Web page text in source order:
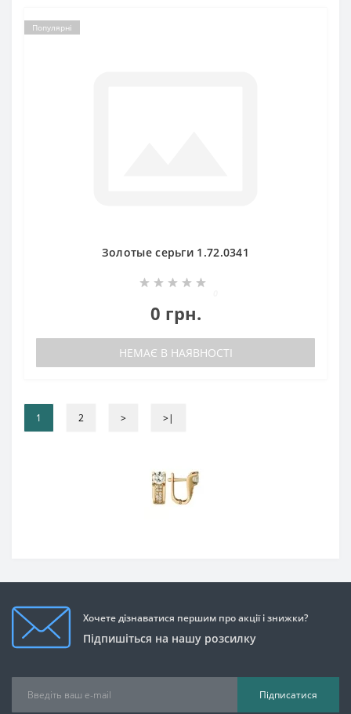
Популярні
Золотые серьги 1.72.0341
0 грн.
НЕМАЄ В НАЯВНОСТІ
1 2 > >|
Хочете дізнаватися першим про акції і знижки?
Підпишіться на нашу розсилку
Підписатися